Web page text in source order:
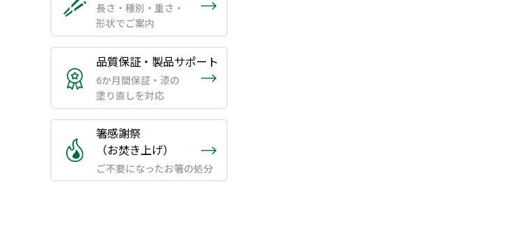
長さ・種別・重さ・
形状でご案内
品質保証・製品サポート
6か月間保証・漆の
塗り直しを対応
箸感謝祭
（お焚き上げ）
ご不要になったお箸の処分